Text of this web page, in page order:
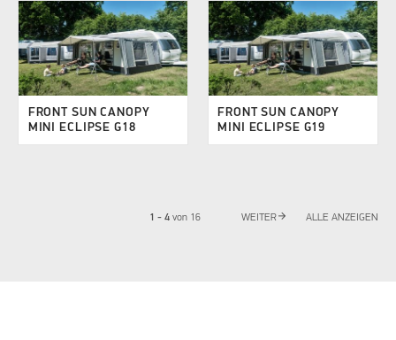
FRONT SUN CANOPY
MINI ECLIPSE G18
FRONT SUN CANOPY
MINI ECLIPSE G19
1 - 4 von 16 WEITERarrow_forward ALLE ANZEIGEN